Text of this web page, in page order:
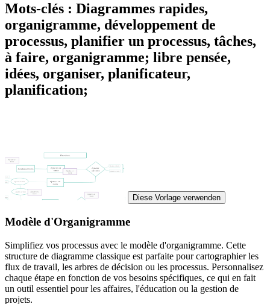
Mots-clés : Diagrammes rapides,
organigramme, développement de
processus, planifier un processus, tâches,
à faire, organigramme; libre pensée,
idées, organiser, planificateur,
planification;
Diese Vorlage verwenden
Modèle d'Organigramme
Simplifiez vos processus avec le modèle d'organigramme. Cette
structure de diagramme classique est parfaite pour cartographier les
flux de travail, les arbres de décision ou les processus. Personnalisez
chaque étape en fonction de vos besoins spécifiques, ce qui en fait
un outil essentiel pour les affaires, l'éducation ou la gestion de
projets.